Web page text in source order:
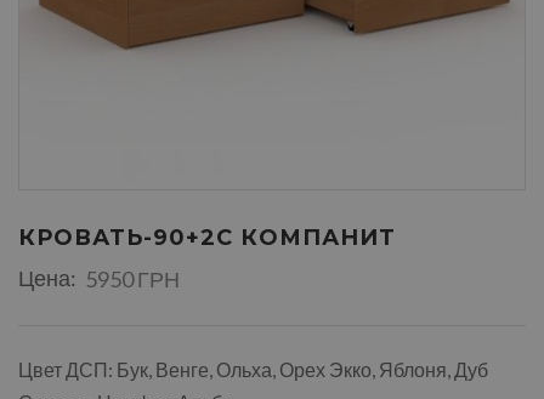
КРОВАТЬ-90+2С КОМПАНИТ
Цена: 5950 ГРН
Цвет ДСП: Бук, Венге, Ольха, Орех Экко, Яблоня, Дуб